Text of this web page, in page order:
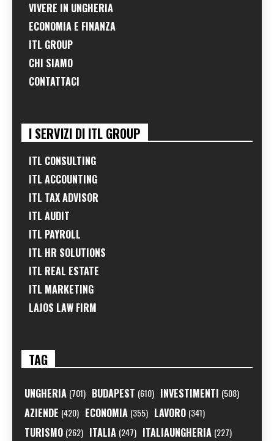
VIVERE IN UNGHERIA
ECONOMIA E FINANZA
ITL GROUP
CHI SIAMO
CONTATTACI
I SERVIZI DI ITL GROUP
ITL CONSULTING
ITL ACCOUNTING
ITL TAX ADVISOR
ITL AUDIT
ITL PAYROLL
ITL HR SOLUTIONS
ITL REAL ESTATE
ITL MARKETING
LAJOS LAW FIRM
TAG
UNGHERIA (701) BUDAPEST (610) INVESTIMENTI (508)
AZIENDE (420) ECONOMIA (355) LAVORO (341)
TURISMO (262) ITALIA (247) ITALIAUNGHERIA (227)